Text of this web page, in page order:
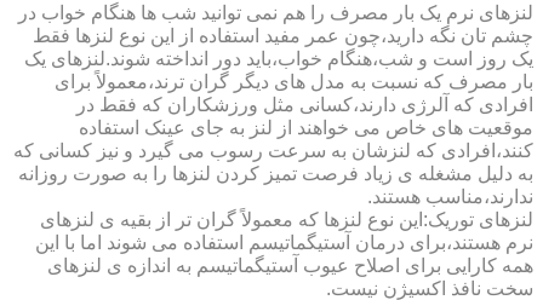
لنزهای نرم یک بار مصرف را هم نمی توانید شب ها هنگام خواب در
چشم تان نگه دارید،چون عمر مفید استفاده از این نوع لنزها فقط
یک روز است و شب،هنگام خواب،باید دور انداخته شوند.لنزهای یک
بار مصرف که نسبت به مدل های دیگر گران ترند،معمولاً برای
افرادی که آلرژی دارند،کسانی مثل ورزشکاران که فقط در
موقعیت های خاص می خواهند از لنز به جای عینک استفاده
کنند،افرادی که لنزشان به سرعت رسوب می گیرد و نیز کسانی که
به دلیل مشغله ی زیاد فرصت تمیز کردن لنزها را به صورت روزانه
ندارند،مناسب هستند.
لنزهای توریک:این نوع لنزها که معمولاً گران تر از بقیه ی لنزهای
نرم هستند،برای درمان آستیگماتیسم استفاده می شوند اما با این
همه کارایی برای اصلاح عیوب آستیگماتیسم به اندازه ی لنزهای
سخت نافذ اکسیژن نیست.